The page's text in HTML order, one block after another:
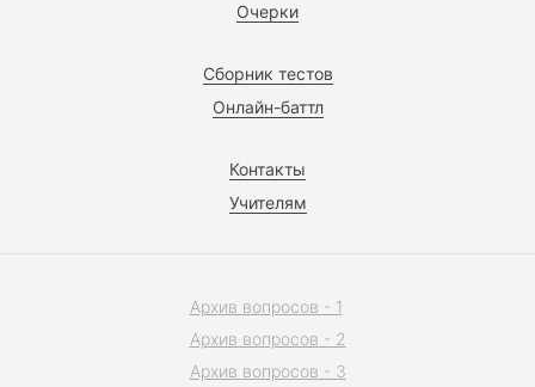
Очерки
Сборник тестов
Онлайн-баттл
Контакты
Учителям
Архив вопросов - 1
Архив вопросов - 2
Архив вопросов - 3